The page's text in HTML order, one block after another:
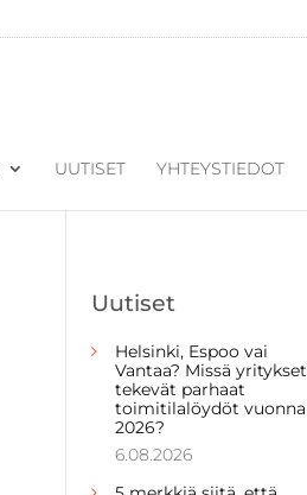
UUTISET YHTEYSTIEDOT
Uutiset
Helsinki, Espoo vai
Vantaa? Missä yritykset
tekevät parhaat
toimitilalöydöt vuonna
2026?
6.08.2026